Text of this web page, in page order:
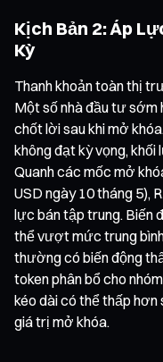
Kịch Bản 2: Áp
Kỳ
Thanh khoản toàn thị
Một số nhà đầu tư sớm
chốt lời sau khi mở
không đạt kỳ vọng,
Quanh các mốc mở
USD ngày 10 tháng 5),
lực bán tập trung. Biến
thể vượt mức trung
thường có biến động
token phân bổ cho
kéo dài có thể thấp
giá trị mở khóa.